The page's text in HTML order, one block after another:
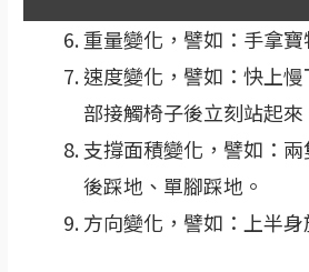
重量變化，譬如：手拿寶
速度變化，譬如：快上
部接觸椅子後立刻站起來
支撐面積變化，譬如：
後踩地、單腳踩地。
方向變化，譬如：上半身